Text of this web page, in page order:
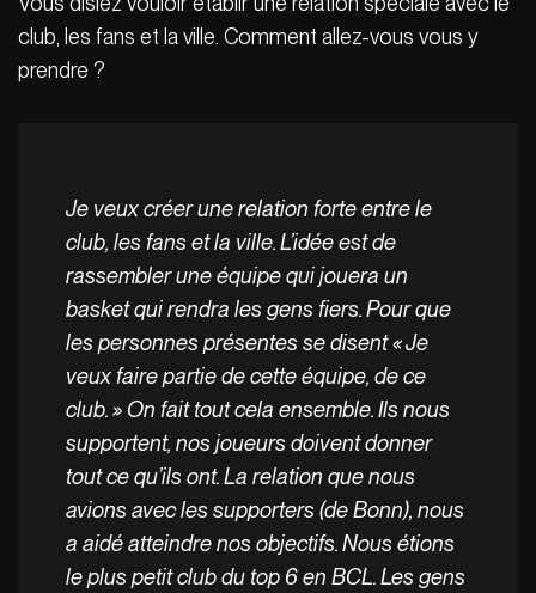
club, les fans et la ville. Comment allez-vous vous y
prendre ?
Je veux créer une relation forte entre le
club, les fans et la ville. L’idée est de
rassembler une équipe qui jouera un
basket qui rendra les gens fiers. Pour que
les personnes présentes se disent « Je
veux faire partie de cette équipe, de ce
club. » On fait tout cela ensemble. Ils nous
supportent, nos joueurs doivent donner
tout ce qu’ils ont. La relation que nous
avions avec les supporters (de Bonn), nous
a aidé atteindre nos objectifs. Nous étions
le plus petit club du top 6 en BCL. Les gens